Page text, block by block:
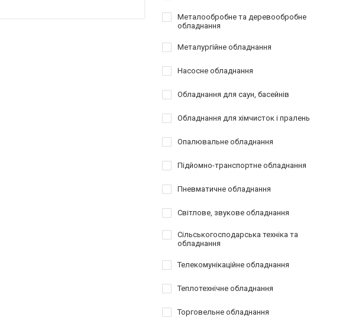
Металообробне та деревообробне
обладнання
Металургійне обладнання
Насосне обладнання
Обладнання для саун, басейнів
Обладнання для хімчисток і пралень
Опалювальне обладнання
Підйомно-транспортне обладнання
Пневматичне обладнання
Світлове, звукове обладнання
Сільськогосподарська техніка та
обладнання
Телекомунікаційне обладнання
Теплотехнічне обладнання
Торговельне обладнання